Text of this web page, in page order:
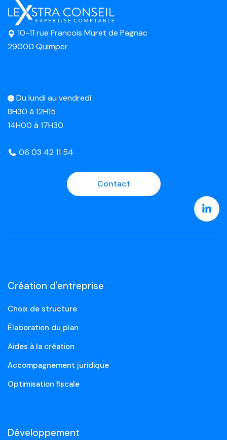
10-11 rue Francois Muret de Pagnac
29000 Quimper
Du lundi au vendredi
8H30 à 12H15
14H00 à 17H30
06 03 42 11 54
Contact
Création d'entreprise
Choix de structure
Élaboration du plan
Aides à la création
Accompagnement juridique
Optimisation fiscale
Développement